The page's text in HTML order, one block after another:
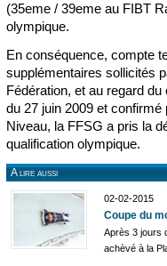
(35eme / 39eme au FIBT
olympique.
En conséquence, compte
supplémentaires sollicités
Fédération, et au regard
du 27 juin 2009 et
Niveau, la FFSG a pris la
qualification olympique.
A lire aussi
02-02-2015
Coupe du
Après 3 jours
achèvé à la